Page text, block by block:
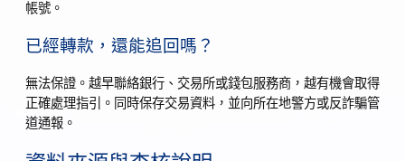
帳號。
已經轉款，還能追回嗎？
無法保證。越早聯絡銀行、交易所或錢包服務商，越有機會取得
正確處理指引。同時保存交易資料，並向所在地警方或反詐騙管
道通報。